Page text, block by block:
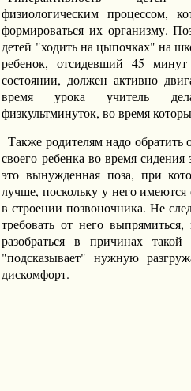
физиологическим процессом,
формироваться их организму.
детей "ходить на цыпочках" на
ребенок, отсидевший 45
состоянии, должен активно
время урока учитель
физкультминуток, во время
Также родителям надо обратить
своего ребенка во время
это вынужденная поза, при
лучше, поскольку у него
в строении позвоночника. Не
требовать от него
разобраться в причинах
"подсказывает" нужную
дискомфорт.